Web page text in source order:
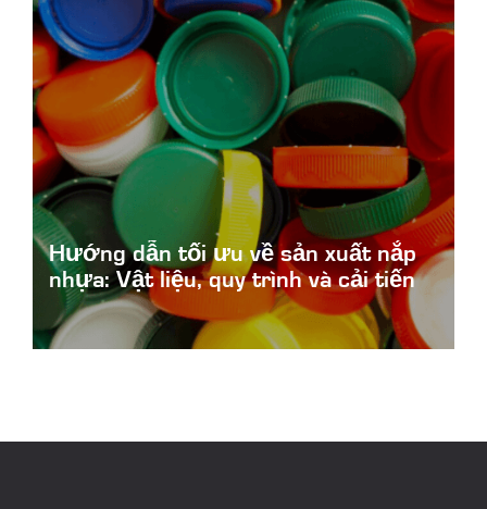
Hướng dẫn tối ưu về sản xuất nắp
nhựa: Vật liệu, quy trình và cải tiến
Plastic-Cap-Manufacturing